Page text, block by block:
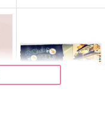
七海建人×五条悟
作品詳細